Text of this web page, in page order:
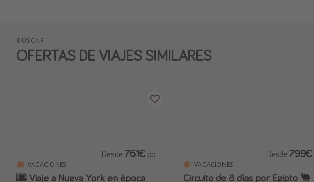
BUSCAR
OFERTAS DE VIAJES SIMILARES
VACACIONES
🌆 Viaje a Nueva York en época
Desde 761€ pp
VACACIONES
Circuito de 8 días por Egipto 🐫
Desde 799€